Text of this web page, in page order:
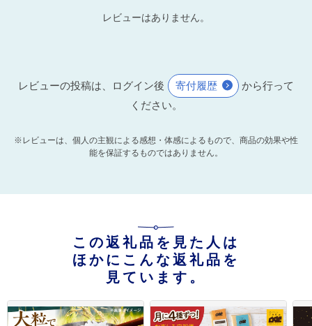
レビューはありません。
レビューの投稿は、ログイン後 寄付履歴
から行って
ください。
※レビューは、個人の主観による感想・体感によるもので、商品の効果や性
能を保証するものではありません。
この返礼品を見た人は
ほかにこんな返礼品を
見ています。